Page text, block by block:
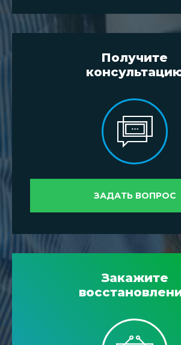
Получите
ЗАДАТЬ ВОПРОС
Закажите